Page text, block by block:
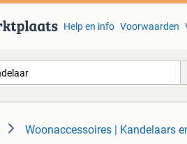
Help en info Voorwaarden
Woonaccessoires | Kandelaars